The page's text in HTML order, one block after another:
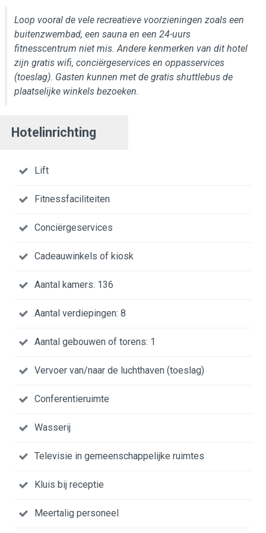
Loop vooral de vele recreatieve voorzieningen zoals een
buitenzwembad, een sauna en een 24-uurs
fitnesscentrum niet mis. Andere kenmerken van dit hotel
zijn gratis wifi, conciërgeservices en oppasservices
(toeslag). Gasten kunnen met de gratis shuttlebus de
plaatselijke winkels bezoeken.
Hotelinrichting
Lift
Fitnessfaciliteiten
Conciërgeservices
Cadeauwinkels of kiosk
Aantal kamers: 136
Aantal verdiepingen: 8
Aantal gebouwen of torens: 1
Vervoer van/naar de luchthaven (toeslag)
Conferentieruimte
Wasserij
Televisie in gemeenschappelijke ruimtes
Kluis bij receptie
Meertalig personeel